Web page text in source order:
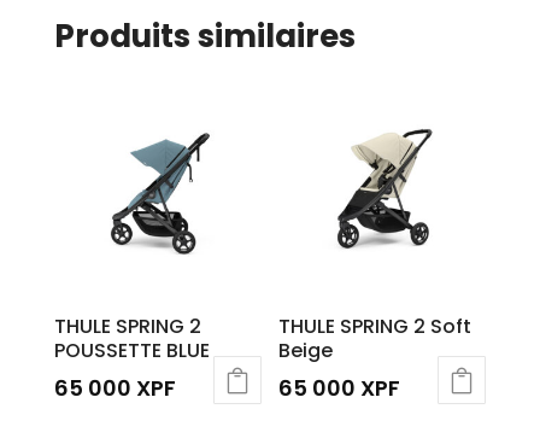
Produits similaires
THULE SPRING 2
POUSSETTE BLUE
65 000 XPF
THULE SPRING 2 Soft
Beige
65 000 XPF